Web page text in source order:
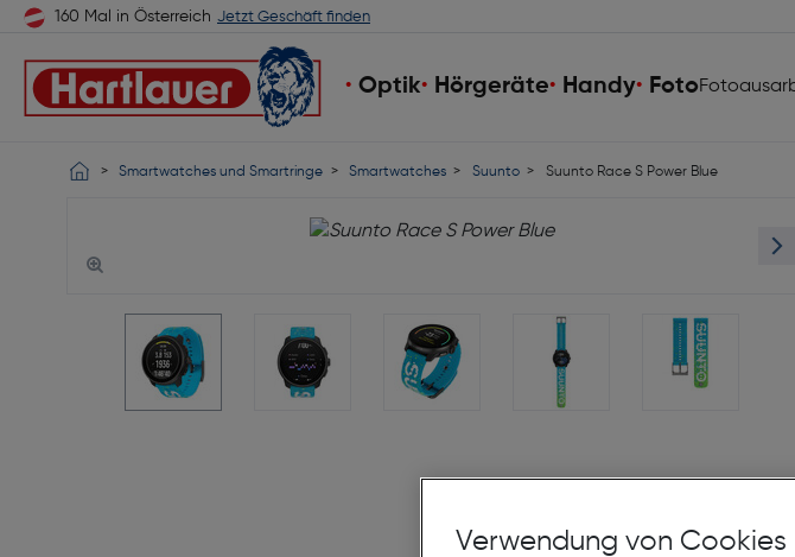
160 Mal in Österreich Jetzt Geschäft finden
Optik Hörgeräte Handy Foto
Smartwatches und Smartringe Smartwatches Suunto Suunto Race S Power Blue
Verwendung von Cookies